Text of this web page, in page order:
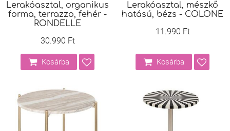
Lerakóasztal, organikus
forma, terrazzo, fehér -
RONDELLE
30.990 Ft
Kosárba
Lerakóasztal, mészkő
hatású, bézs - COLONE
11.990 Ft
Kosárba